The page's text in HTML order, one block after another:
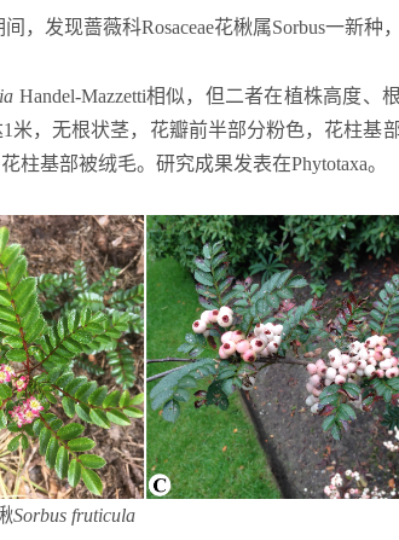
，发现蔷薇科Rosaceae花楸属Sorbus一新种
Handel-Mazzetti相似，但二者在植株高度、
1 米，无根状茎，花瓣前半部分粉色，花柱基
柱基部被绒毛。研究成果发表在Phytotaxa。
Sorbus fruticula